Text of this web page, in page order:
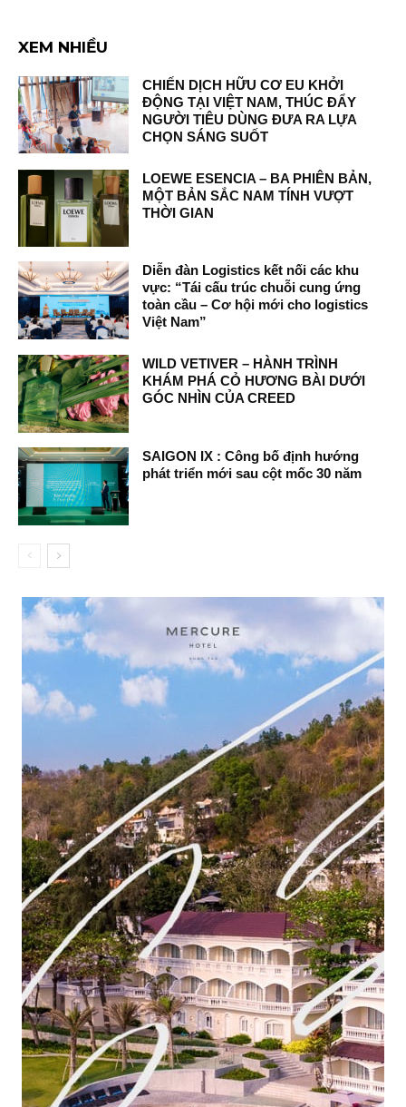
XEM NHIỀU
CHIẾN DỊCH HỮU CƠ EU KHỞI
ĐỘNG TẠI VIỆT NAM, THÚC ĐẨY
NGƯỜI TIÊU DÙNG ĐƯA RA LỰA
CHỌN SÁNG SUỐT
LOEWE ESENCIA – BA PHIÊN BẢN,
MỘT BẢN SẮC NAM TÍNH VƯỢT
THỜI GIAN
Diễn đàn Logistics kết nối các khu
vực: “Tái cấu trúc chuỗi cung ứng
toàn cầu – Cơ hội mới cho logistics
Việt Nam”
WILD VETIVER – HÀNH TRÌNH
KHÁM PHÁ CỎ HƯƠNG BÀI DƯỚI
GÓC NHÌN CỦA CREED
SAIGON IX : Công bố định hướng
phát triển mới sau cột mốc 30 năm